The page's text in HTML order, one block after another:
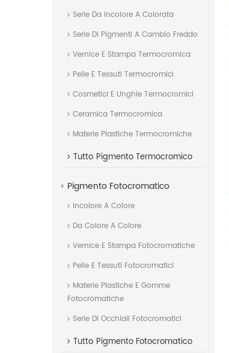
Serie Da Incolore A Colorata
Serie Di Pigmenti A Cambio Freddo
Vernice E Stampa Termocromica
Pelle E Tessuti Termocromici
Cosmetici E Unghie Termocromici
Ceramica Termocromica
Materie Plastiche Termocromiche
Tutto Pigmento Termocromico
Pigmento Fotocromatico
Incolore A Colore
Da Colore A Colore
Vernice E Stampa Fotocromatiche
Pelle E Tessuti Fotocromatici
Materie Plastiche E Gomme
Fotocromatiche
Serie Di Occhiali Fotocromatici
Tutto Pigmento Fotocromatico